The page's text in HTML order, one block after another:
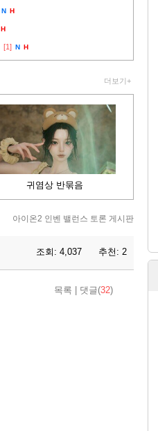
N H
H
[1] N H
더보기+
귀염상 반묶음
아이온2 인벤 밸런스 토론 게시판
조회: 4,037 추천: 2
목록 댓글(32)